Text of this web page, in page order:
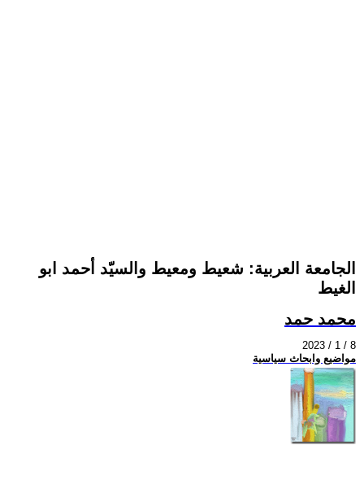
الجامعة العربية: شعيط ومعيط والسيّد أحمد ابو
الغيط
محمد حمد
2023 / 1 / 8
مواضيع وابحاث سياسية